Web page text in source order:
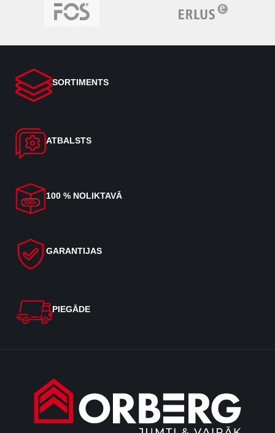
SORTIMENTS
ATBALSTS
100 % NOLIKTAVĀ
GARANTIJAS
PIEGĀDE